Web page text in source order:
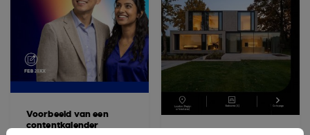
Voorbeeld van een
contentkalender